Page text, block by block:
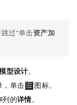
过“单击资产加
型设计。
，单击
图标。
列的详情。